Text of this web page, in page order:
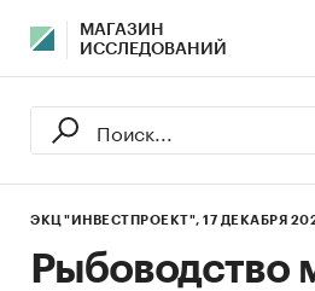
МАГАЗИН
ИССЛЕДОВАНИЙ
ЭКЦ "ИНВЕСТПРОЕКТ", 17 ДЕКАБРЯ
Рыбоводство